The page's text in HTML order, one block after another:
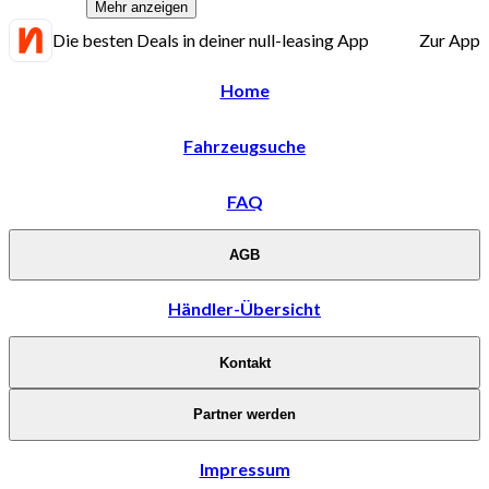
Mehr anzeigen
Die besten Deals in deiner null-leasing App Zur App
Home
Fahrzeugsuche
FAQ
AGB
Händler-Übersicht
Kontakt
Partner werden
Impressum